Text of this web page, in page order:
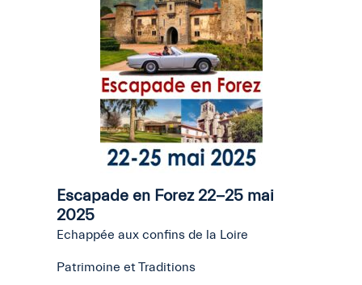
Escapade en Forez 22-25 mai
2025
Echappée aux confins de la Loire
Patrimoine et Traditions